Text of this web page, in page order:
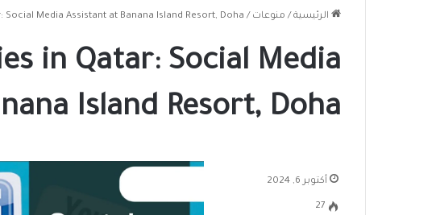
الرئيسية / منوعات /
Media Assistant at Banana Island Resort, Doha!
in Qatar: Social Media
Island Resort, Doha!
أكتوبر 6, 2024
27